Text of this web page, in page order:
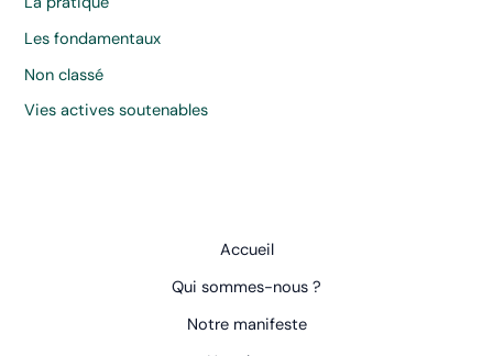
Les fondamentaux
Non classé
Vies actives soutenables
Accueil
Qui sommes-nous ?
Notre manifeste